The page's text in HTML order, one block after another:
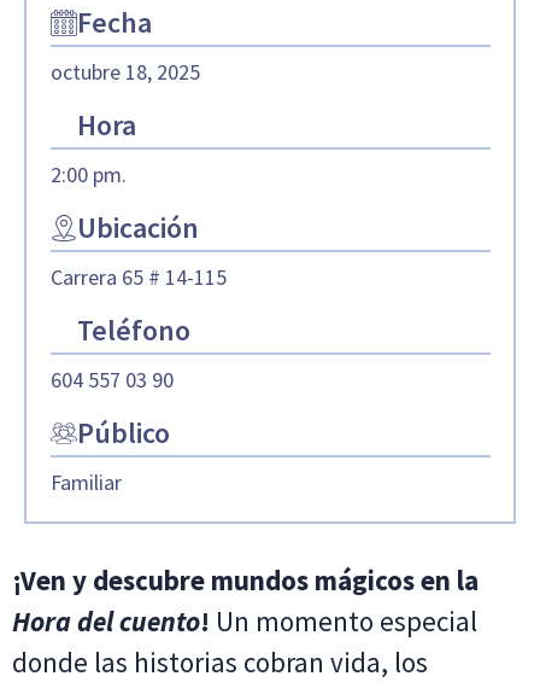
Fecha
octubre 18, 2025
Hora
2:00 pm.
Ubicación
Carrera 65 # 14-115
Teléfono
604 557 03 90
Público
Familiar
¡Ven y descubre mundos mágicos en la
Hora del cuento! Un momento especial
donde las historias cobran vida, los